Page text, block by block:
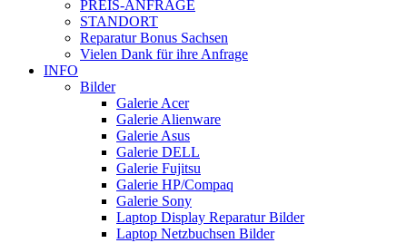
PREIS-ANFRAGE
STANDORT
Reparatur Bonus Sachsen
Vielen Dank für ihre Anfrage
INFO
Bilder
Galerie Acer
Galerie Alienware
Galerie Asus
Galerie DELL
Galerie Fujitsu
Galerie HP/Compaq
Galerie Sony
Laptop Display Reparatur Bilder
Laptop Netzbuchsen Bilder